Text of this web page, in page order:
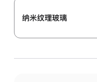
纳米纹理玻璃